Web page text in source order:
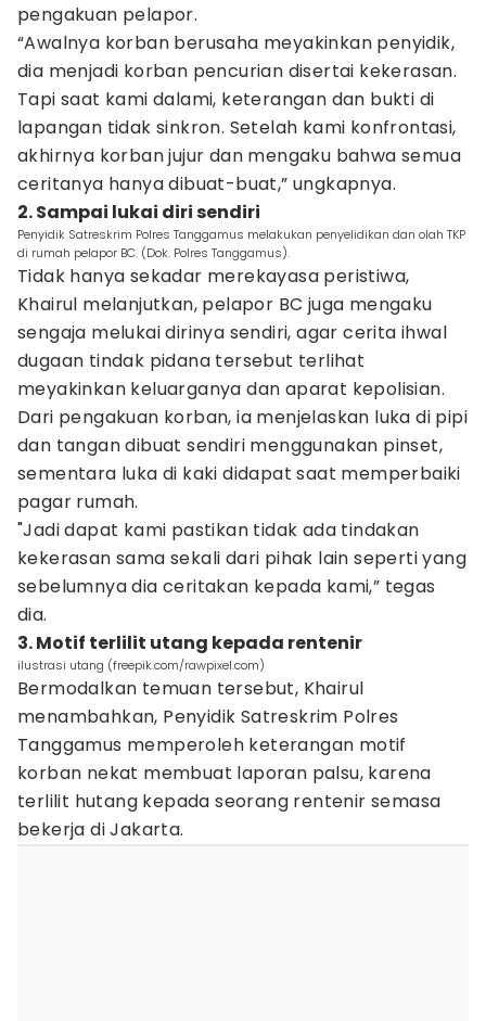
pengakuan pelapor.
“Awalnya korban berusaha meyakinkan penyidik,
dia menjadi korban pencurian disertai kekerasan.
Tapi saat kami dalami, keterangan dan bukti di
lapangan tidak sinkron. Setelah kami konfrontasi,
akhirnya korban jujur dan mengaku bahwa semua
ceritanya hanya dibuat-buat,” ungkapnya.
2. Sampai lukai diri sendiri
Penyidik Satreskrim Polres Tanggamus melakukan penyelidikan dan olah TKP
di rumah pelapor BC. (Dok. Polres Tanggamus).
Tidak hanya sekadar merekayasa peristiwa,
Khairul melanjutkan, pelapor BC juga mengaku
sengaja melukai dirinya sendiri, agar cerita ihwal
dugaan tindak pidana tersebut terlihat
meyakinkan keluarganya dan aparat kepolisian.
Dari pengakuan korban, ia menjelaskan luka di pipi
dan tangan dibuat sendiri menggunakan pinset,
sementara luka di kaki didapat saat memperbaiki
pagar rumah.
"Jadi dapat kami pastikan tidak ada tindakan
kekerasan sama sekali dari pihak lain seperti yang
sebelumnya dia ceritakan kepada kami,” tegas
dia.
3. Motif terlilit utang kepada rentenir
ilustrasi utang (freepik.com/rawpixel.com)
Bermodalkan temuan tersebut, Khairul
menambahkan, Penyidik Satreskrim Polres
Tanggamus memperoleh keterangan motif
korban nekat membuat laporan palsu, karena
terlilit hutang kepada seorang rentenir semasa
bekerja di Jakarta.